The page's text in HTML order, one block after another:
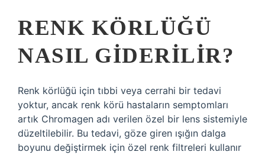
RENK KÖRLÜĞÜ
NASIL GIDERILIR?
Renk körlüğü için tıbbi veya cerrahi bir tedavi
yoktur, ancak renk körü hastaların semptomları
artık Chromagen adı verilen özel bir lens sistemiyle
düzeltilebilir. Bu tedavi, göze giren ışığın dalga
boyunu değiştirmek için özel renk filtreleri kullanır